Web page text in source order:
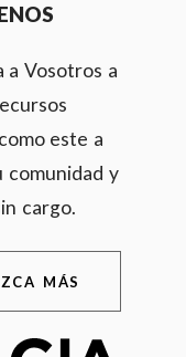
a Vosotros a
este a
comunidad y
cargo.
MÁS